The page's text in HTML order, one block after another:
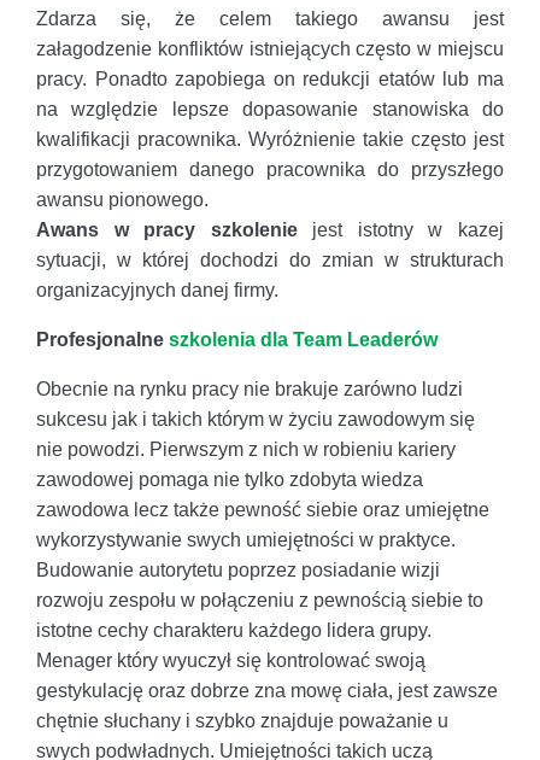
Zdarza się, że celem takiego awansu jest
załagodzenie konfliktów istniejących często w miejscu
pracy. Ponadto zapobiega on redukcji etatów lub ma
na względzie lepsze dopasowanie stanowiska do
kwalifikacji pracownika. Wyróżnienie takie często jest
przygotowaniem danego pracownika do przyszłego
awansu pionowego.
Awans w pracy szkoleniejest istotny w kazej
sytuacji, w której dochodzi do zmian w strukturach
organizacyjnych danej firmy.
Profesjonalne szkolenia dla Team Leaderów
Obecnie na rynku pracy nie brakuje zarówno ludzi
sukcesu jak i takich którym w życiu zawodowym się
nie powodzi. Pierwszym z nich w robieniu kariery
zawodowej pomaga nie tylko zdobyta wiedza
zawodowa lecz także pewność siebie oraz umiejętne
wykorzystywanie swych umiejętności w praktyce.
Budowanie autorytetu poprzez posiadanie wizji
rozwoju zespołu w połączeniu z pewnością siebie to
istotne cechy charakteru każdego lidera grupy.
Menager który wyuczył się kontrolować swoją
gestykulację oraz dobrze zna mowę ciała, jest zawsze
chętnie słuchany i szybko znajduje poważanie u
swych podwładnych. Umiejętności takich uczą